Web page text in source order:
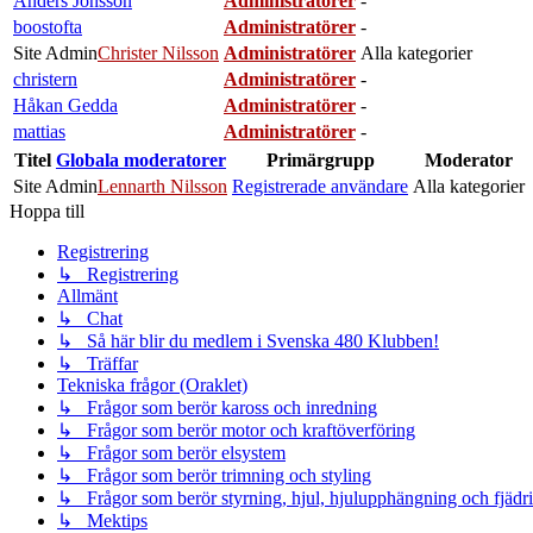
boostofta
Administratörer -
Site AdminChrister Nilsson Administratörer Alla kategorier
christern
Administratörer -
Håkan Gedda
Administratörer -
mattias
Administratörer -
Titel Globala moderatorer Primärgrupp
Moderator
Site AdminLennarth Nilsson Registrerade användare Alla kategorier
Hoppa till
Registrering
↳ Registrering
Allmänt
↳ Chat
↳ Så här blir du medlem i Svenska 480 Klubben!
↳ Träffar
Tekniska frågor (Oraklet)
↳ Frågor som berör kaross och inredning
↳ Frågor som berör motor och kraftöverföring
↳ Frågor som berör elsystem
↳ Frågor som berör trimning och styling
↳ Frågor som berör styrning, hjul, hjulupphängning och
↳ Mektips